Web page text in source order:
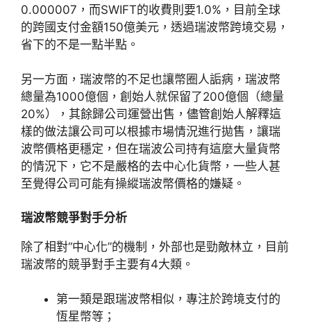
0.000007，而SWIFT的收費則要1.0%，目前全球
的跨國支付金額150億美元，透過瑞波幣跨境交易，
省下的不是一點半點。
另一方面，瑞波幣的不足也讓幣圈人詬病，瑞波幣
總量為1000億個，創始人就保留了200億個（總量
20%），其餘歸公司運營出售，儘管創始人解釋這
樣的做法讓公司可以根據市場情況進行拋售，讓瑞
波幣價格更穩定，但在瑞波公司持有這麼大量貨幣
的情況下，它不是嚴格的去中心化貨幣，一些人甚
至覺得公司可能有操縱瑞波幣價格的嫌疑。
瑞波幣競爭對手分析
除了相對“中心化”的機制，外部也是勁敵林立，目前
瑞波幣的競爭對手主要有4大類。
第一類是跟瑞波幣相似，專注於跨境支付的
恆星幣等；